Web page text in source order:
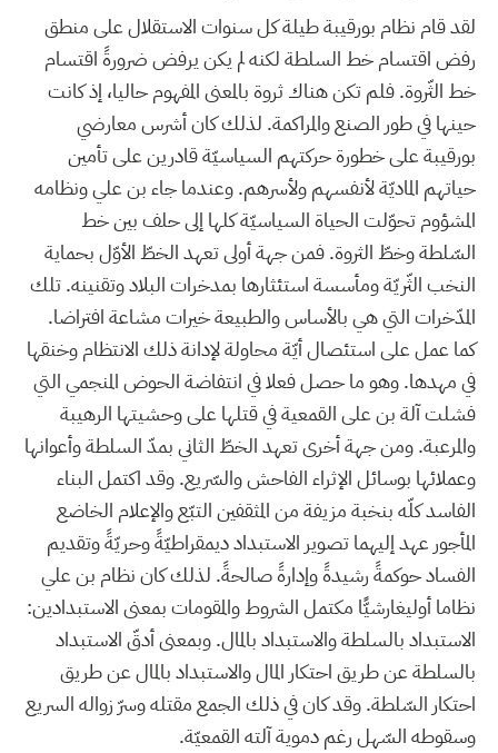
لقد قام نظام بورقيبة طيلة كل سنوات الاستقلال على منطق
رفض اقتسام خط السلطة لكنه لم يكن يرفض ضرورةً اقتسام
خط الثّروة. فلم تكن هناك ثروة بالمعنى المفهوم حاليا، إذ كانت
حينها في طور الصنع والمراكمة. لذلك كان أشرس معارضي
بورقيبة على خطورة حركتهم السياسيّة قادرين على تأمين
حياتهم الماديّة لأنفسهم ولأسرهم. وعندما جاء بن علي ونظامه
المشؤوم تحوّلت الحياة السياسيّة كلها إلى حلف بين خط
السّلطة وخطّ الثروة. فمن جهة أولى تعهد الخطّ الأوّل بحماية
النخب الثّريّة ومأسسة استئثارها بمدخرات البلاد وتقنينه. تلك
المدّخرات التي هي بالأساس والطبيعة خيرات مشاعة افتراضا.
كما عمل على استئصال أيّة محاولة لإدانة ذلك الانتظام وخنقها
في مهدها. وهو ما حصل فعلا في انتفاضة الحوض المنجمي التي
فشلت آلة بن على القمعية في قتلها على وحشيتها الرهيبة
والمرعبة. ومن جهة أخرى تعهد الخطّ الثاني بمدّ السلطة وأعوانها
وعملائها بوسائل الإثراء الفاحش والسّريع. وقد اكتمل البناء
الفاسد كلّه بنخبة مزيفة من المثقفين التبّع والإعلام الخاضع
المأجور عهد إليهما تصوير الاستبداد ديمقراطيّةً وحريّةً وتقديم
الفساد حوكمةً رشيدةً وإدارةً صالحةً. لذلك كان نظام بن علي
نظاما أوليغارشيًّا مكتمل الشروط والمقومات بمعنى الاستبدادين:
الاستبداد بالسلطة والاستبداد بالمال. وبمعنى أدقّ الاستبداد
بالسلطة عن طريق احتكار المال والاستبداد بالمال عن طريق
احتكار السّلطة. وقد كان في ذلك الجمع مقتله وسرّ زواله السريع
وسقوطه السّهل رغم دموية آلته القمعيّة.